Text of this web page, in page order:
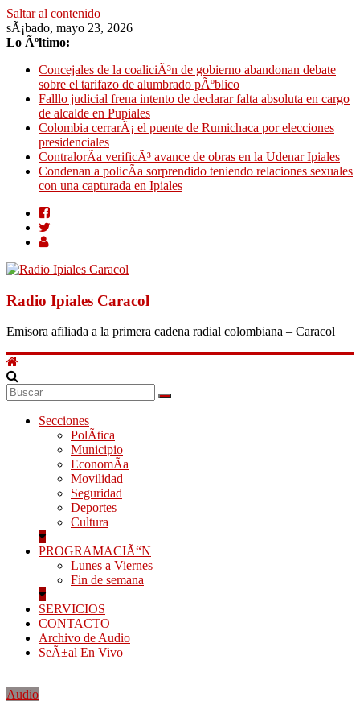
Saltar al contenido
sÃ¡bado, mayo 23, 2026
Lo Ãºltimo:
Concejales de la coaliciÃ³n de gobierno abandonan debate
sobre el tarifazo de alumbrado pÃºblico
Falllo judicial frena intento de declarar falta absoluta en cargo
de alcalde en Pupiales
Colombia cerrarÃ¡ el puente de Rumichaca por elecciones
presidenciales
ContralorÃ­a verificÃ³ avance de obras en la Udenar Ipiales
Condenan a policÃ­a sorprendido teniendo relaciones sexuales
con una capturada en Ipiales
Radio Ipiales Caracol
Emisora afiliada a la primera cadena radial colombiana – Caracol
Secciones
PolÃ­tica
Municipio
EconomÃ­a
Movilidad
Seguridad
Deportes
Cultura
PROGRAMACIÃ“N
Lunes a Viernes
Fin de semana
SERVICIOS
CONTACTO
Archivo de Audio
SeÃ±al En Vivo
Audio